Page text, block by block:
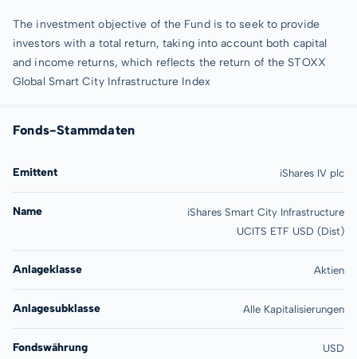
The investment objective of the Fund is to seek to provide
investors with a total return, taking into account both capital
and income returns, which reflects the return of the STOXX
Global Smart City Infrastructure Index
Fonds-Stammdaten
Emittent iShares IV plc
Name
iShares Smart City Infrastructure
UCITS ETF USD (Dist)
Anlageklasse Aktien
Anlagesubklasse Alle Kapitalisierungen
Fondswährung USD